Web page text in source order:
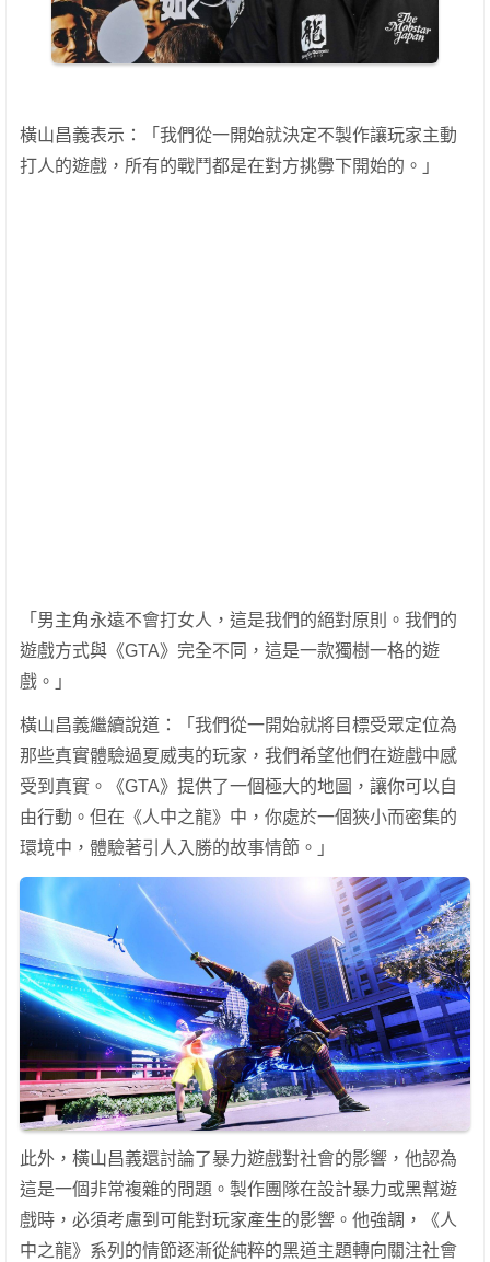
橫山昌義表示：「我們從一開始就決定不製作讓玩家主動
打人的遊戲，所有的戰鬥都是在對方挑釁下開始的。」
「男主角永遠不會打女人，這是我們的絕對原則。我們的
遊戲方式與《GTA》完全不同，這是一款獨樹一格的遊
戲。」
橫山昌義繼續說道：「我們從一開始就將目標受眾定位為
那些真實體驗過夏威夷的玩家，我們希望他們在遊戲中感
受到真實。《GTA》提供了一個極大的地圖，讓你可以自
由行動。但在《人中之龍》中，你處於一個狹小而密集的
環境中，體驗著引人入勝的故事情節。」
此外，橫山昌義還討論了暴力遊戲對社會的影響，他認為
這是一個非常複雜的問題。製作團隊在設計暴力或黑幫遊
戲時，必須考慮到可能對玩家產生的影響。他強調，《人
中之龍》系列的情節逐漸從純粹的黑道主題轉向關注社會